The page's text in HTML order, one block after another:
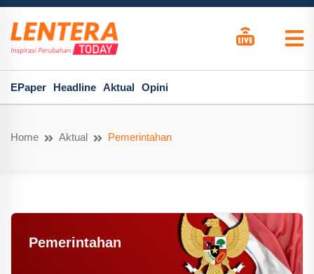
EPaper Headline Aktual Opini
Home Aktual Pemerintahan
Pemerintahan